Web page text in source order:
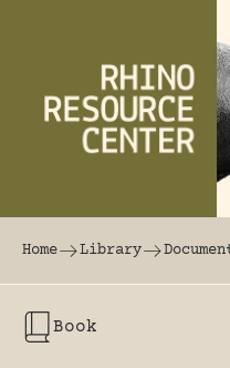
The world's largest
Home Library
Book